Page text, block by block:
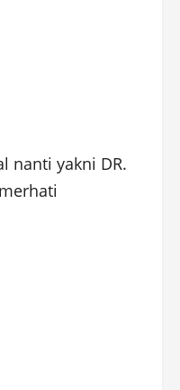
nanti yakni DR.